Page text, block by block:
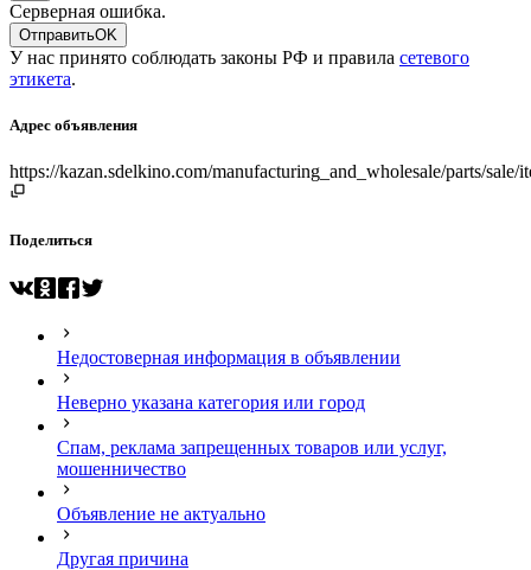
Серверная ошибка.
ОтправитьOK
У нас принято соблюдать законы РФ и правила сетевого
этикета.
Адрес объявления
https://kazan.sdelkino.com/manufacturing_and_wholesale/parts/
Поделиться
Недостоверная информация в объявлении
Неверно указана категория или город
Спам, реклама запрещенных товаров или услуг,
мошенничество
Объявление не актуально
Другая причина